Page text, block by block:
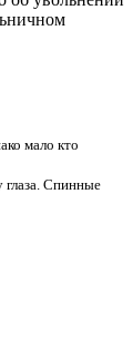
мало кто
глаза. Спинные